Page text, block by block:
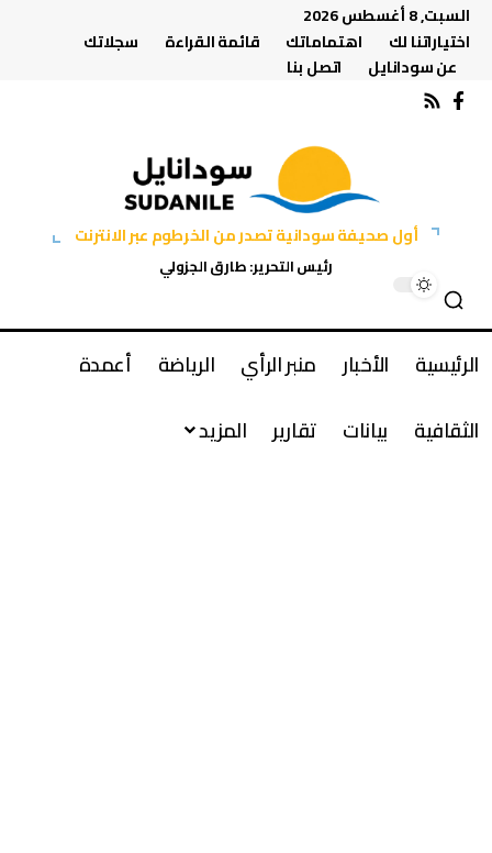
السبت, 8 أغسطس 2026
اختياراتنا لك
اهتماماتك قائمة القراءة
سجلاتك
عن سودانايل
اتصل بنا
أول صحيفة سودانية تصدر من الخرطوم عبر الانترنت
رئيس التحرير: طارق الجزولي
الرئيسية الأخبار منبر الرأي الرياضة
أعمدة
الثقافية
بيانات تقارير المزيد